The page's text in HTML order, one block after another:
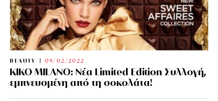
BEAUTY 09/02/2022
KIKO MILANO: Νέα Limited Edition Συλλογή,
εμπνευσμένη από τη σοκολάτα!